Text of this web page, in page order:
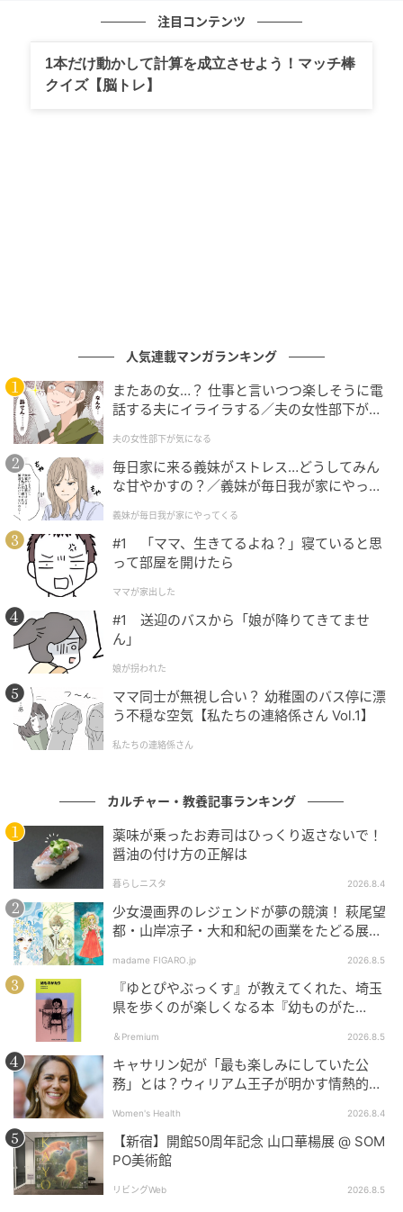
年には『これが生活なのかしらん』（大和書房）を上
梓。
次の記事
私が好きな冒険の本と映像。郷土食研究家・
minokamo長尾明子
注目コンテンツ
1本だけ動かして計算を成立させよう！マッチ棒
クイズ【脳トレ】
人気連載マンガランキング
またあの女…？ 仕事と言いつつ楽しそうに電
話する夫にイライラする／夫の女性部下が気
夫の女性部下が気になる
毎日家に来る義妹がストレス…どうしてみん
な甘やかすの？／義妹が毎日我が家にやって
が】
義妹が毎日我が家にやってくる
#1 「ママ、生きてるよね？」寝ていると思
って部屋を開けたら
ママが家出した
#1 送迎のバスから「娘が降りてきてませ
ん」
娘が拐われた
ママ同士が無視し合い？ 幼稚園のバス停に漂
う不穏な空気【私たちの連絡係さん Vol.1】
私たちの連絡係さん
カルチャー・教養記事ランキング
薬味が乗ったお寿司はひっくり返さないで！
醤油の付け方の正解は
暮らしニスタ 2026.8.4
少女漫画界のレジェンドが夢の競演！ 萩尾望
都・山岸凉子・大和和紀の画業をたどる展覧
madame FIGARO.jp 2026.8.5
『ゆとぴやぶっくす』が教えてくれた、埼玉
県を歩くのが楽しくなる本『幼ものがた
＆Premium 2026.8.5
キャサリン妃が「最も楽しみにしていた公
務」とは？ウィリアム王子が明かす情熱的な
Women's Health 2026.8.4
【新宿】開館50周年記念 山口華楊展 @ SOM
PO美術館
リビングWeb 2026.8.5